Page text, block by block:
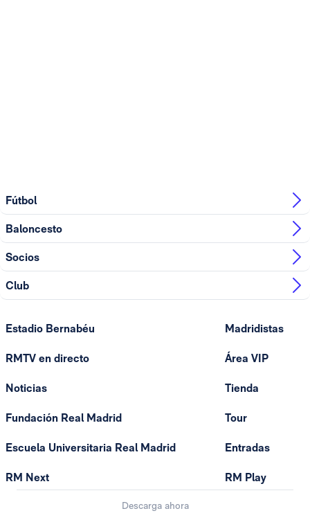
Fútbol
Baloncesto
Socios
Club
Estadio Bernabéu
RMTV en directo
Noticias
Fundación Real Madrid
Escuela Universitaria Real Madrid
RM Next
Madridistas
Área VIP
Tienda
Tour
Entradas
RM Play
Descarga ahora